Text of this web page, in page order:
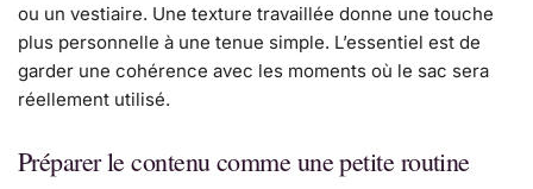
ou un vestiaire. Une texture travaillée donne une touche
plus personnelle à une tenue simple. L’essentiel est de
garder une cohérence avec les moments où le sac sera
réellement utilisé.
Préparer le contenu comme une petite routine